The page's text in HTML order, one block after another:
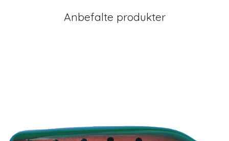
Anbefalte produkter